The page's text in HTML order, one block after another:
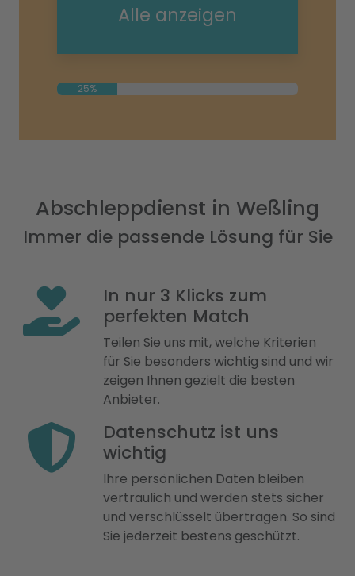
Alle anzeigen
25%
Abschleppdienst in Weßling
Immer die passende Lösung für Sie
In nur 3 Klicks zum
perfekten Match
Teilen Sie uns mit, welche Kriterien
für Sie besonders wichtig sind und wir
zeigen Ihnen gezielt die besten
Anbieter.
Datenschutz ist uns
wichtig
Ihre persönlichen Daten bleiben
vertraulich und werden stets sicher
und verschlüsselt übertragen. So sind
Sie jederzeit bestens geschützt.